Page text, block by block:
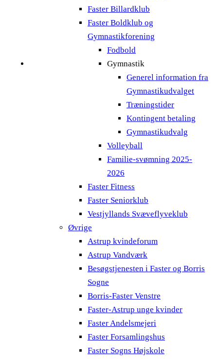
Faster Billardklub
Faster Boldklub og
Gymnastikforening
Fodbold
Gymnastik
Generel information fra
Gymnastikudvalget
Træningstider
Kontingent betaling
Gymnastikudvalg
Volleyball
Familie-svømning 2025-
2026
Faster Fitness
Faster Seniorklub
Vestjyllands Svæveflyveklub
Øvrige
Astrup kvindeforum
Astrup Vandværk
Besøgstjenesten i Faster og Borris
Sogne
Borris-Faster Venstre
Faster-Astrup unge kvinder
Faster Andelsmejeri
Faster Forsamlingshus
Faster Sogns Højskole